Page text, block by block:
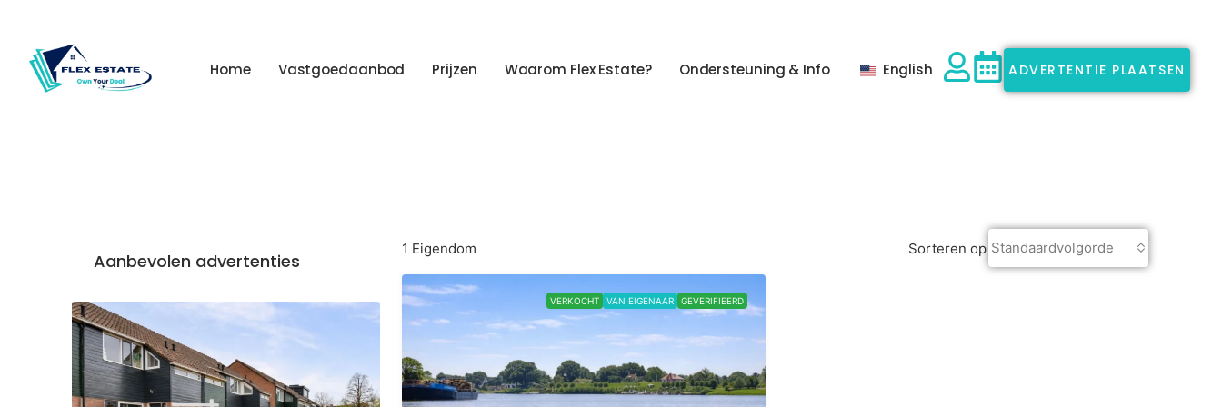
Home Vastgoedaanbod Prijzen Waarom Flex Estate? Ondersteuning & Info English ADVERTENTIE PLAATSEN
1 Eigendom Sorteren op Standaardvolgorde
VERKOCHT VAN EIGENAAR GEVERIFIEERD
Aanbevolen advertenties